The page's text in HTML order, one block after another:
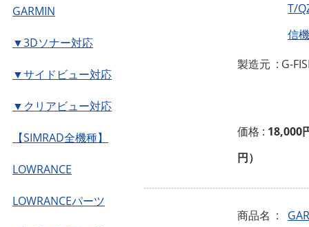
GARMIN
▼3Dソナー対応
▼サイドビュー対応
▼クリアビュー対応
【SIMRAD全機種】
LOWRANCE
LOWRANCEパーツ
T/
信
製造元 : G-
価格 : 18,000
円）
商品名 :